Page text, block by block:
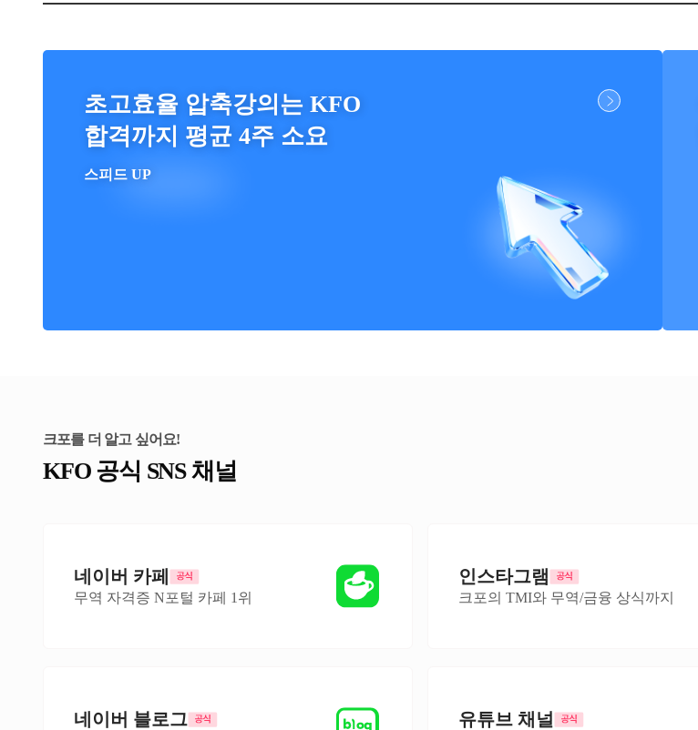
초고효율 압축강의는 KFO
합격까지 평균 4주 소요
스피드 UP
크포를 더 알고 싶어요!
KFO 공식 SNS 채널
네이버 카페
무역 자격증 N포털 카페 1위
인스타그램
크포의 TMI와 무역/금융 상식까지
네이버 블로그 유튜브 채널